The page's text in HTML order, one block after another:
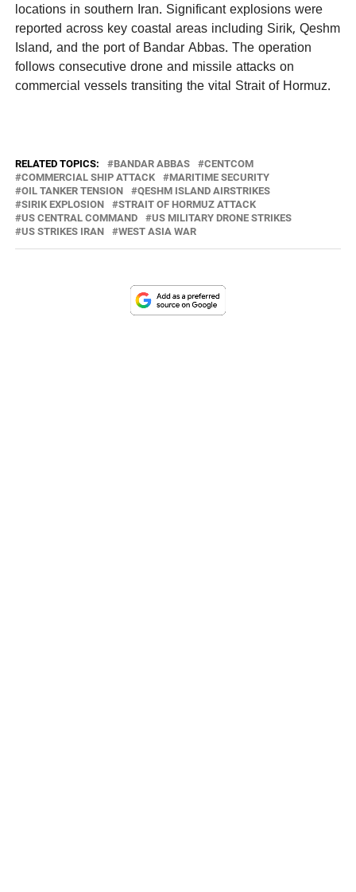
locations in southern Iran. Significant explosions were
reported across key coastal areas including Sirik, Qeshm
Island, and the port of Bandar Abbas. The operation
follows consecutive drone and missile attacks on
commercial vessels transiting the vital Strait of Hormuz.
RELATED TOPICS: BANDAR ABBAS
CENTCOM
COMMERCIAL SHIP ATTACK
MARITIME SECURITY
OIL TANKER TENSION
QESHM ISLAND AIRSTRIKES
SIRIK EXPLOSION
STRAIT OF HORMUZ ATTACK
US CENTRAL COMMAND
US MILITARY DRONE STRIKES
US STRIKES IRAN
WEST ASIA WAR